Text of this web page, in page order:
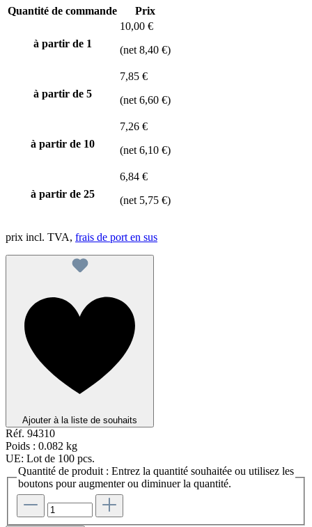
Quantité de commande Prix
à partir de 1
10,00 €
(net 8,40 €)
à partir de 5
7,85 €
(net 6,60 €)
à partir de 10
7,26 €
(net 6,10 €)
à partir de 25
6,84 €
(net 5,75 €)
prix incl. TVA, frais de port en sus
Ajouter à la liste de souhaits
Réf. 94310
Poids : 0.082 kg
UE: Lot de 100 pcs.
Quantité de produit : Entrez la quantité souhaitée ou utilisez les
boutons pour augmenter ou diminuer la quantité.